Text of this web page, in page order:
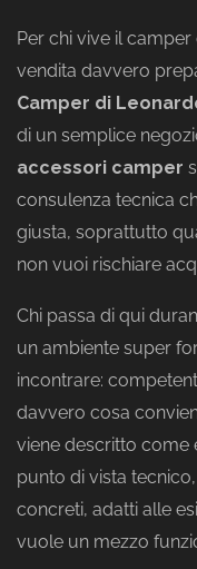
Per chi vive il
vendita davvero
Camper di
di un semplice
accessori camper
consulenza tecnica
giusta, soprattutto
non vuoi rischiare
Chi passa di qui
un ambiente super
incontrare:
davvero cosa
viene descritto come
punto di vista
concreti, adatti alle
vuole un mezzo